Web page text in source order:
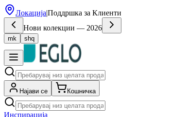
Локација|Поддршка за Клиенти
Нови колекции — 2026
mk shq
Најави се Кошничка
Инспирација